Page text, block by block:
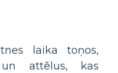
laika toņos,
attēlus, kas